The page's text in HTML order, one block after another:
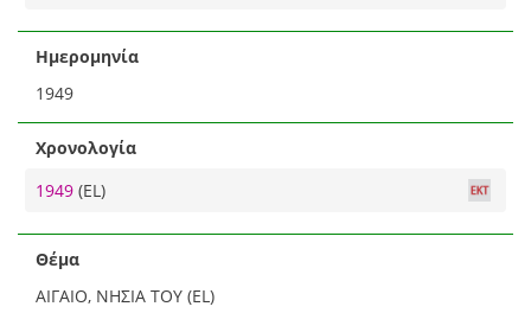
Ημερομηνία
1949
Χρονολογία
1949 (EL)
Θέμα
ΑΙΓΑΙΟ, ΝΗΣΙΑ ΤΟΥ (EL)